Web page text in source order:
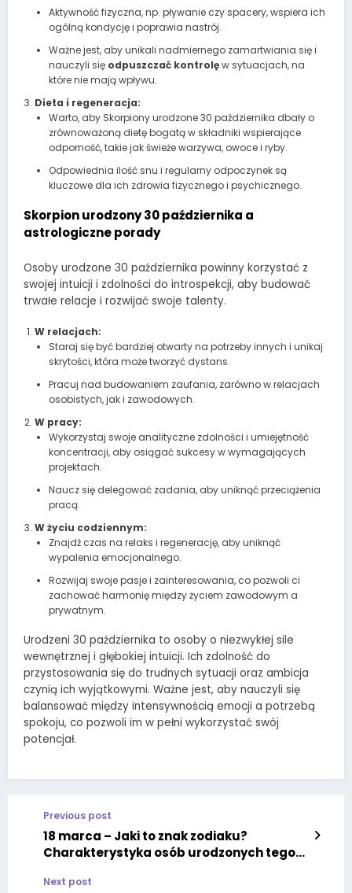
Aktywność fizyczna, np. pływanie czy spacery, wspiera ich
ogólną kondycję i poprawia nastrój.
Ważne jest, aby unikali nadmiernego zamartwiania się i
nauczyli się odpuszczać kontrolęw sytuacjach, na
które nie mają wpływu.
Dieta i regeneracja:
Warto, aby Skorpiony urodzone 30 października dbały o
zrównoważoną dietę bogatą w składniki wspierające
odporność, takie jak świeże warzywa, owoce i ryby.
Odpowiednia ilość snu i regularny odpoczynek są
kluczowe dla ich zdrowia fizycznego i psychicznego.
Skorpion urodzony 30 października a
astrologiczne porady
Osoby urodzone 30 października powinny korzystać z
swojej intuicji i zdolności do introspekcji, aby budować
trwałe relacje i rozwijać swoje talenty.
W relacjach:
Staraj się być bardziej otwarty na potrzeby innych i unikaj
skrytości, która może tworzyć dystans.
Pracuj nad budowaniem zaufania, zarówno w relacjach
osobistych, jak i zawodowych.
W pracy:
Wykorzystaj swoje analityczne zdolności i umiejętność
koncentracji, aby osiągać sukcesy w wymagających
projektach.
Naucz się delegować zadania, aby uniknąć przeciążenia
pracą.
W życiu codziennym:
Znajdź czas na relaks i regenerację, aby uniknąć
wypalenia emocjonalnego.
Rozwijaj swoje pasje i zainteresowania, co pozwoli ci
zachować harmonię między życiem zawodowym a
prywatnym.
Urodzeni 30 października to osoby o niezwykłej sile
wewnętrznej i głębokiej intuicji. Ich zdolność do
przystosowania się do trudnych sytuacji oraz ambicja
czynią ich wyjątkowymi. Ważne jest, aby nauczyli się
balansować między intensywnością emocji a potrzebą
spokoju, co pozwoli im w pełni wykorzystać swój
potencjał.
Previous post
18 marca – Jaki to znak zodiaku?
Charakterystyka osób urodzonych tego
Next post